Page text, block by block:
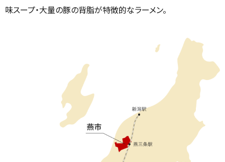
味スープ・大量の豚の背脂が特徴的なラーメン。